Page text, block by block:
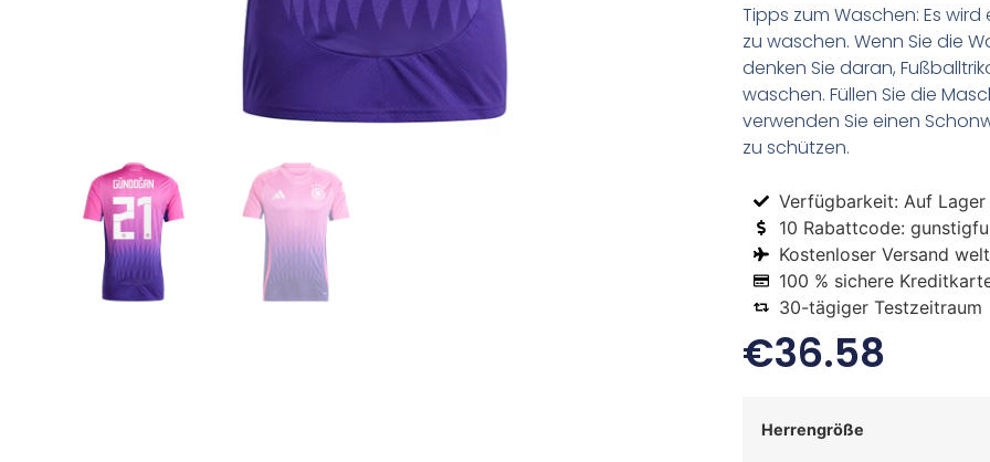
Tipps zum Waschen: Es
zu waschen. Wenn Sie die
denken Sie daran,
waschen. Füllen Sie die
verwenden Sie einen
zu schützen.
Verfügbarkeit: Auf Lager
10 Rabattcode:
Kostenloser Versand
100 % sichere
30-tägiger Testzeitraum
€36.58
Herrengröße